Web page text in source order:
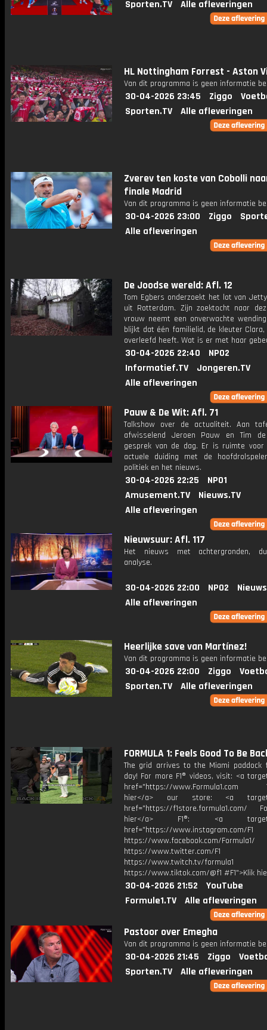
Sporten.TV
Alle afleveringen
HL Nottingham Forrest - Aston
Van dit programma is geen informatie
30-04-2026 23:45 Ziggo
Sporten.TV
Alle afleveringen
Zverev ten koste van Cobolli
finale Madrid
Van dit programma is geen informatie
30-04-2026 23:00 Ziggo
Alle afleveringen
De Joodse wereld: Afl. 12
Tom Egbers onderzoekt het lot van
uit Rotterdam. Zijn zoektocht naar
vrouw neemt een onverwachte
blijkt dat één familielid, de kleuter Clara,
overleefd heeft. Wat is er met haar
30-04-2026 22:40
NPO2
Informatief.TV
Jongeren.TV
Alle afleveringen
Pauw & De Wit: Afl. 71
Talkshow over de actualiteit. Aan
afwisselend Jeroen Pauw en Tim
gesprek van de dag. Er is ruimte
actuele duiding met de
politiek en het nieuws.
30-04-2026 22:25
NPO1
Amusement.TV
Nieuws.TV
Alle afleveringen
Nieuwsuur: Afl. 117
Het nieuws met achtergronden,
analyse.
30-04-2026 22:00 NPO2
Alle afleveringen
Heerlijke save van Martínez!
Van dit programma is geen informatie
30-04-2026 22:00 Ziggo
Sporten.TV
Alle afleveringen
FORMULA 1: Feels Good To Be
The grid arrives to the Miami paddock
day! For more F1® videos, visit: <a
href="https://www.Formula1.com
hier</a> our store: <a
href="https://f1store.formula1.com/
hier</a> F1®: <a
href="https://www.instagram.com/F1
https://www.facebook.com/Formula1/
https://www.twitter.com/F1
https://www.twitch.tv/formula1
https://www.tiktok.com/@f1 #F1">Klik
30-04-2026 21:52
YouTube
Formule1.TV
Alle afleveringen
Pastoor over Emegha
Van dit programma is geen informatie
30-04-2026 21:45 Ziggo
Sporten.TV
Alle afleveringen